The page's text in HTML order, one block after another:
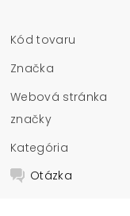
Kód tovaru
Značka
Webová stránka
značky
Kategória
Otázka